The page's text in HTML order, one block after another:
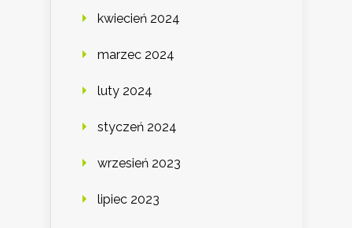
kwiecień 2024
marzec 2024
luty 2024
styczeń 2024
wrzesień 2023
lipiec 2023